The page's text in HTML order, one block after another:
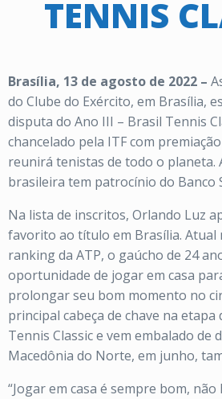
TENNIS
Brasília, 13 de agosto de 2022 –
do Clube do Exército, em Brasília,
disputa do Ano III – Brasil Tennis
chancelado pela ITF com
reunirá tenistas de todo o planeta.
brasileira tem patrocínio do Banco
Na lista de inscritos, Orlando Luz
favorito ao título em Brasília. Atual
ranking da ATP, o gaúcho de 24
oportunidade de jogar em casa
prolongar seu bom momento no
principal cabeça de chave na etapa
Tennis Classic e vem embalado de
Macedônia do Norte, em junho,
“Jogar em casa é sempre bom,